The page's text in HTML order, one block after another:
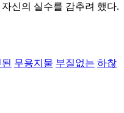
신의 실수를 감추려 했다.
무용지물 부질없는 하찮